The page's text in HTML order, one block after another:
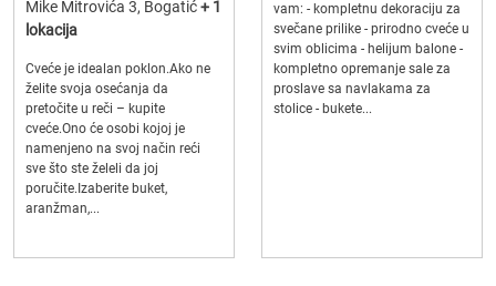
Mike Mitrovića 3, Bogatić+ 1
lokacija
Cveće je idealan poklon.Ako ne
želite svoja osećanja da
pretočite u reči – kupite
cveće.Ono će osobi kojoj je
namenjeno na svoj način reći
sve što ste želeli da joj
poručite.Izaberite buket,
aranžman,...
vam: - kompletnu dekoraciju za
svečane prilike - prirodno cveće u
svim oblicima - helijum balone -
kompletno opremanje sale za
proslave sa navlakama za
stolice - bukete...